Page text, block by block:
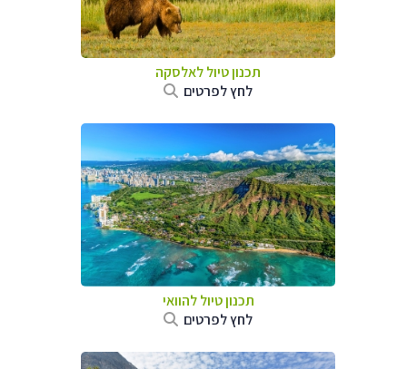
תכנון טיול לאלסקה
לחץ לפרטים
תכנון טיול להוואי
לחץ לפרטים